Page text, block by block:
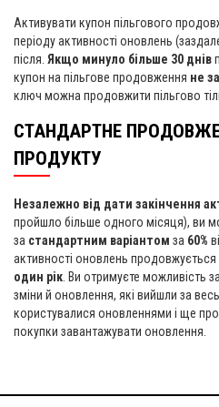
Активувати купон пільгового
періоду активності оновлень
після. Якщо минуло більше 30 днів
купон на пільгове продовження не
ключ можна продовжити пільгово
СТАНДАРТНЕ
ПРОДУКТУ
Незалежно від дати закінчення
пройшло більше одного місяця), ви
за стандартним варіантом за 60%
активності оновлень продовжується
один рік . Ви отримуєте можливість
зміни й оновлення, які вийшли за
користувалися оновленнями і ще
покупки завантажувати оновлення.